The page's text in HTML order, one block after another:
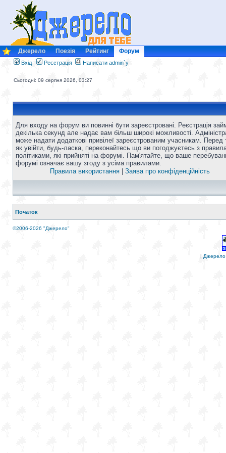
Джерело Поезія Рейтинг Форум
Вхід Реєстрація Написати admin`у
Сьогодні: 09 серпня 2026, 03:27
Для входу на форум ви повинні бути зареєстровані. Реєстрація
декілька секунд але надає вам більш широкі можливості.
може надати додаткові привілеї зареєстрованим учасникам. Перед
як увійти, будь-ласка, переконайтесь що ви погоджуєтесь з
політиками, які прийняті на форумі. Пам'ятайте, що ваше
форумі означає вашу згоду з усіма правилами.
Правила використання
Заява про конфіденційність
Початок
©2006-2026 "Джерело"
| Джерело